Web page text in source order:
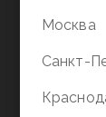
Москва
Санкт-